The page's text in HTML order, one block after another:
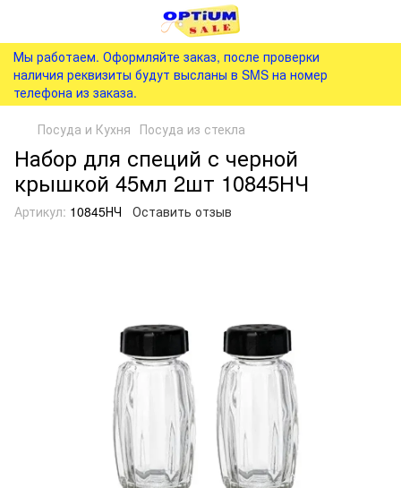
Мы работаем. Оформляйте заказ, после проверки
наличия реквизиты будут высланы в SMS на номер
телефона из заказа.
Посуда и Кухня Посуда из стекла
Набор для специй с черной
крышкой 45мл 2шт 10845НЧ
Артикул: 10845НЧ Оставить отзыв